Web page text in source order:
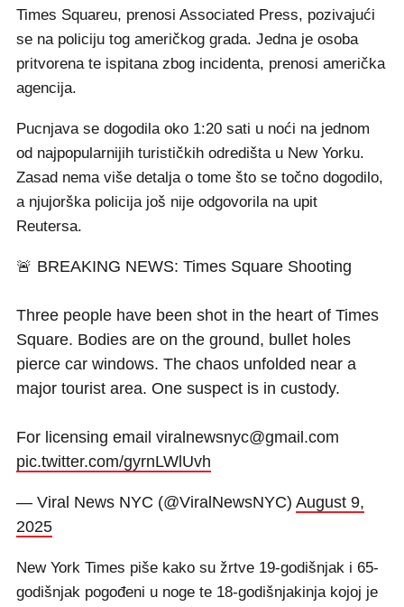
Times Squareu, prenosi Associated Press, pozivajući
se na policiju tog američkog grada. Jedna je osoba
pritvorena te ispitana zbog incidenta, prenosi američka
agencija.
Pucnjava se dogodila oko 1:20 sati u noći na jednom
od najpopularnijih turističkih odredišta u New Yorku.
Zasad nema više detalja o tome što se točno dogodilo,
a njujorška policija još nije odgovorila na upit
Reutersa.
🚨 BREAKING NEWS: Times Square Shooting
Three people have been shot in the heart of Times
Square. Bodies are on the ground, bullet holes
pierce car windows. The chaos unfolded near a
major tourist area. One suspect is in custody.
For licensing email viralnewsnyc@gmail.com
pic.twitter.com/gyrnLWlUvh
— Viral News NYC (@ViralNewsNYC) August 9,
2025
New York Times piše kako su žrtve 19-godišnjak i 65-
godišnjak pogođeni u noge te 18-godišnjakinja kojoj je